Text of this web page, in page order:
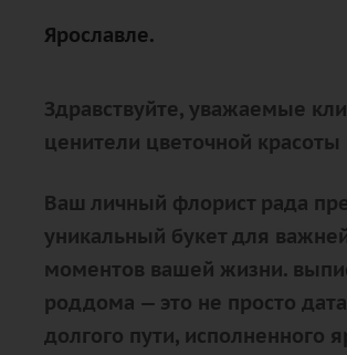
Ярославле.
Здравствуйте, уважаемые
ценители цветочной красоты
Ваш личный флорист рада
уникальный букет для
моментов вашей жизни.
роддома — это не просто
долгого пути, исполненного